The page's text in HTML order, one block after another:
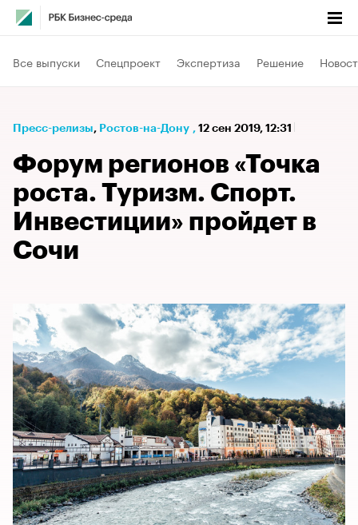
Все выпуски Спецпроект Экспертиза Решение
Пресс-релизы⁠, Ростов-на-Дону , 12 сен 2019, 12:31
Форум регионов «Точка
роста. Туризм. Спорт.
Инвестиции» пройдет в
Сочи